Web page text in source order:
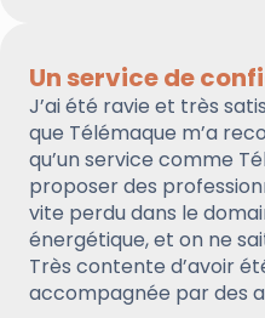
Un service de
J’ai été ravie et très
que Télémaque m’a
qu’un service comme
proposer des
vite perdu dans le
énergétique, et on ne
Très contente d’avoir
accompagnée par des